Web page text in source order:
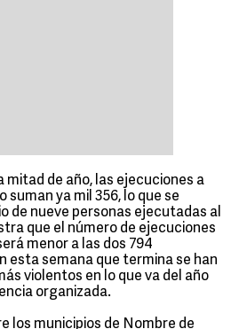
mitad de año, las ejecuciones a
ya mil 356, lo que se
de nueve personas ejecutadas al
que el número de ejecuciones
menor a las dos 794
esta semana que termina se han
violentos en lo que va del año
organizada.
los municipios de Nombre de